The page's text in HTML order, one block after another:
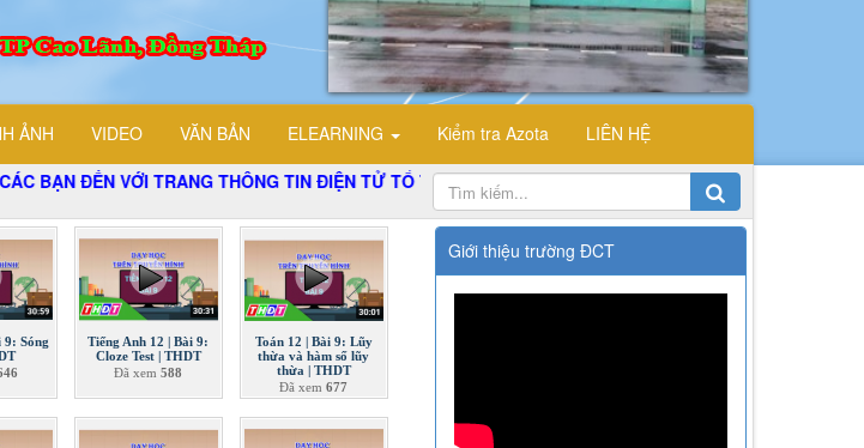
ẢNH VIDEO VĂN BẢN ELEARNING Kiểm tra Azota
LIÊN HỆ
VỚI TRANG THÔNG TIN ĐIỆN TỬ TỔ TIN HỌC TRƯỜNG THPT ĐỖ CÔNG TƯỜNG
Sóng
Tiếng Anh 12 | Bài 9:
Cloze Test | THDT
Đã xem588
Toán 12 | Bài 9: Lũy
thừa và hàm số lũy
thừa | THDT
Đã xem677
Giới thiệu trường ĐCT